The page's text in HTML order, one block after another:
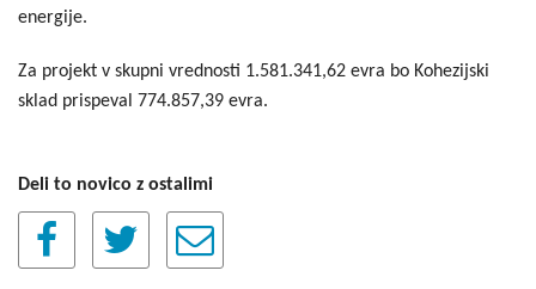
energije.
Za projekt v skupni vrednosti 1.581.341,62 evra bo Kohezijski
sklad prispeval 774.857,39 evra.
Deli to novico z ostalimi